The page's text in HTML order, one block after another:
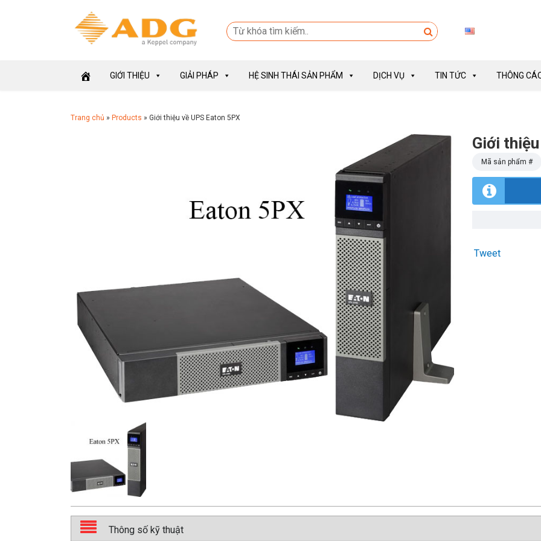
GIỚI THIỆU GIẢI PHÁP HỆ SINH THÁI SẢN PHẨM DỊCH VỤ TIN TỨC THÔNG
Trang chủ » Products » Giới thiệu về UPS Eaton 5PX
Giới
Mã sản phẩm #
Tweet
Thông số kỹ thuật